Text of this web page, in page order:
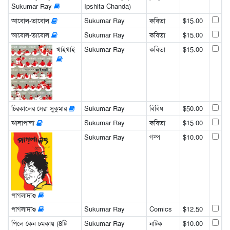
Sukumar Ray
Ipshita Chanda)
আবোল-তাবোল Sukumar Ray কবিতা
$15.00
আবোল-তাবোল
Sukumar Ray কবিতা
$15.00
খাইখাই
Sukumar Ray কবিতা $15.00
চিরকালের সেরা সুকুমার Sukumar Ray বিবিধ
$50.00
ঝালাপালা
Sukumar Ray কবিতা $15.00
পাগলাদাশু
Sukumar Ray গল্প $10.00
পাগলাদাশু Sukumar Ray Comics
$12.50
পিলে কেন চমকায় (8টি
Sukumar Ray নাটক $10.00